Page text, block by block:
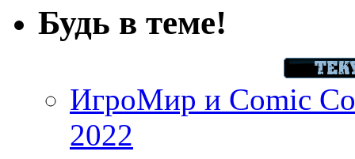
Будь в теме!
ИгроМир и Comic
2022